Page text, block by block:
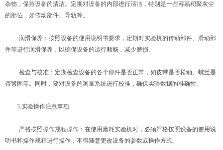
杂物，保持设备的清洁。定期对设备的内部进行清洁，特别是一些容易积聚灰尘
的部位，如传动部件、导轨等。
-润滑保养：按照设备的使用说明书要求，定期对实验机的传动部件、滑动部
件等进行润滑保养，以确保设备的运行顺畅，减少磨损。
-检查与校准：定期检查设备的各个部件是否正常，如皮带是否松动、螺丝是
否紧固等。同时，要对设备的测量系统进行校准，确保实验数据的准确性。
3.实验操作注意事项
-严格按照操作规程操作：在使用磨耗实验机时，必须严格按照设备的使用说
明书和操作规程进行操作，不得随意更改设备的参数或操作方式。